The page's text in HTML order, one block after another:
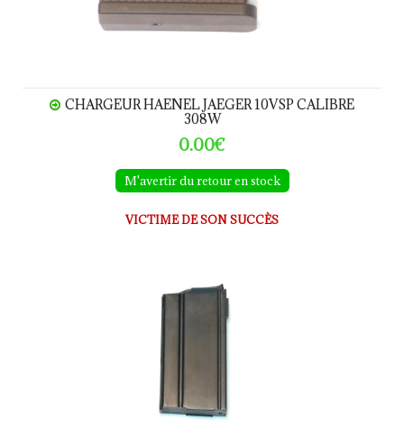
CHARGEUR HAENEL JAEGER 10VSP CALIBRE
308W
0.00€
M'avertir du retour en stock
VICTIME DE SON SUCCÈS